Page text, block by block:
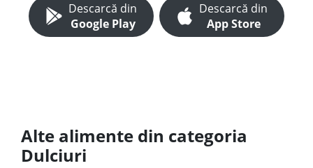
Descarcă din
Google Play
Descarcă din
App Store
Alte alimente din categoria
Dulciuri